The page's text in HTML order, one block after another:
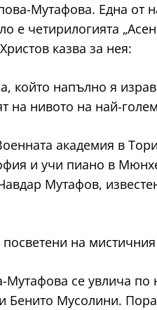
Мутафова. Една от
е четирилогията
казва за нея:
който напълно я
нивото на най-
академия в
и учи пиано в
Мутафов,
на
се увлича
Мусолини.